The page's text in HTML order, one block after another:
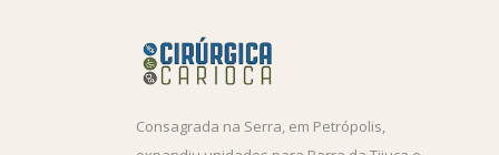
Consagrada na Serra, em Petrópolis,